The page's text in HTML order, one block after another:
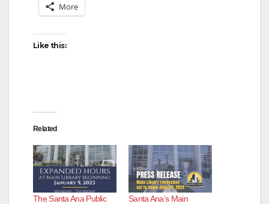
More
Like this:
Related
The Santa Ana Public
Santa Ana’s Main